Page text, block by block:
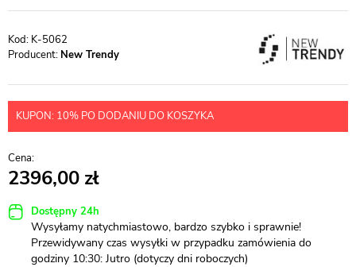
K-5062
Producent: New Trendy
KUPON: 10% PO DODANIU DO KOSZYKA
2396,00
Dostępny 24h
Wysyłamy natychmiastowo, bardzo szybko i sprawnie!
Przewidywany czas wysyłki w przypadku zamówienia do
godziny 10:30: Jutro (dotyczy dni roboczych)